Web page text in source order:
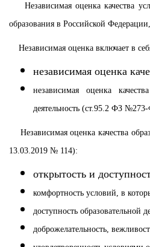
Независимая оценка качества
образования в Российской
Независимая оценка включает в
независимая оценка
независимая оценка
деятельность (ст.95.2 ФЗ
Независимая оценка качества
13.03.2019 № 114):
открытость и
комфортность условий, в
доступность образовательной
доброжелательность,